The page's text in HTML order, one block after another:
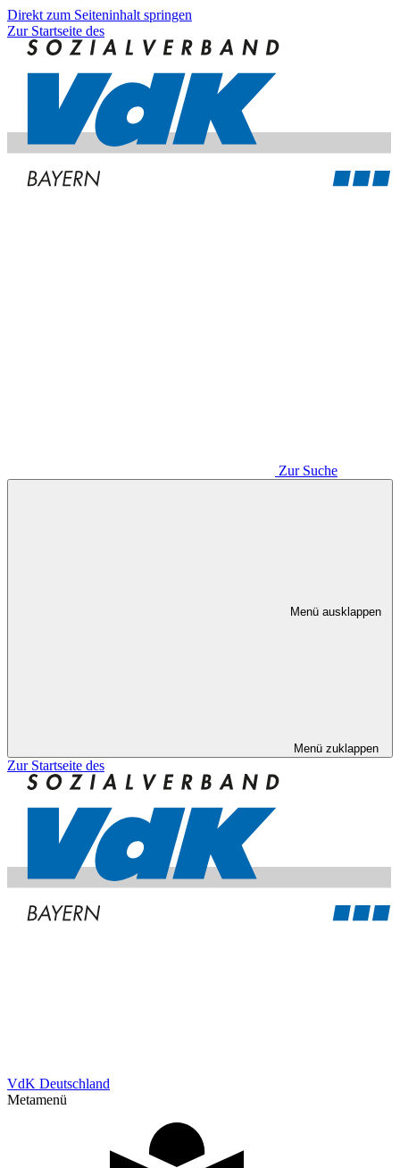
Direkt zum Seiteninhalt springen
Zur Startseite des
Zur Suche
Menü ausklappen
Menü zuklappen
Zur Startseite des
VdK Deutschland
Metamenü